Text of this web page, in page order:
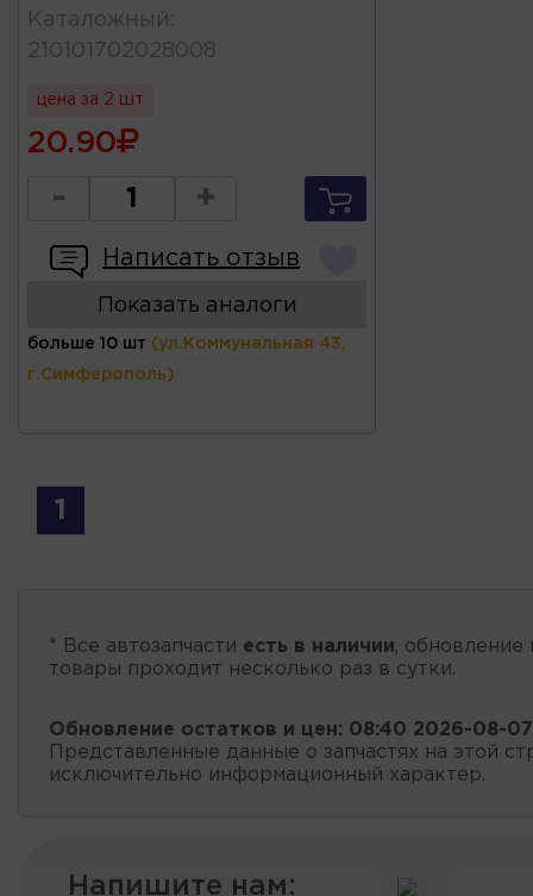
Каталожный :
210101702028008
цена за 2 шт
20.90
- +
Написать отзыв
Показать аналоги
больше 10 шт (ул.Коммунальная 43,
г.Симферополь)
1
* Все автозапчасти есть в наличии, обновление
товары проходит несколько раз в сутки.
Обновление остатков и цен: 08:40 2026-08-07
Представленные данные о запчастях на этой
исключительно информационный характер.
Напишите нам: